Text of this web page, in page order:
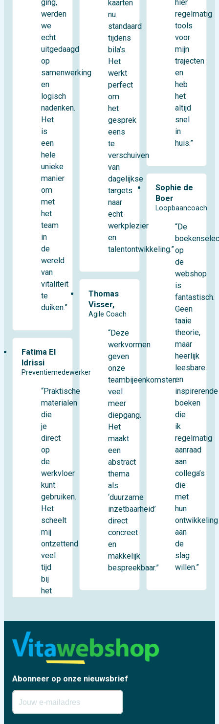
ging,
werden
we
echt
uitgedaagd
op
samenwerking
en
logisch
nadenken.
Het
is
een
hele
unieke
manier
om
met
het
team
in
de
wereld
van
vitaliteit
te
duiken.”
Fatima El
Idrissi
Preventiemedewerker
“Praktische
materialen
die
je
direct
op
de
werkvloer
kunt
gebruiken.
Het
scheelt
mij
ontzettend
veel
tijd
bij
het
kaarten
nu
standaard
tijdens
bila’s.
Het
werkt
perfect
om
het
gesprek
eens
te
verschuiven
van
dagelijkse
targets
naar
echt
werkplezier
en
talentontwikkeling.”
Thomas
Visser,
Agile Coach
“Deze
werkvormen
geven
onze
teambijeenkomsten
veel
meer
diepgang.
Het
maakt
een
abstract
thema
als
‘duurzame
inzetbaarheid’
direct
concreet
en
makkelijk
bespreekbaar.”
hier
regelmatig
tools
voor
mijn
trajecten
en
heb
het
altijd
snel
in
huis.”
Sophie de
Boer
Loopbaancoach
“De
op
de
webshop
is
fantastisch.
Geen
taaie
theorie,
maar
heerlijk
leesbare
en
inspirerende
boeken
die
ik
regelmatig
aanraad
aan
collega’s
die
met
hun
ontwikkeling
aan
de
slag
willen.”
Abonneer op onze nieuwsbrief